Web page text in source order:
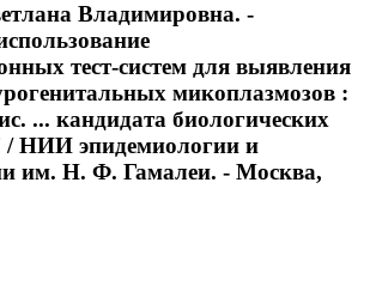
Владимировна. -
тест-систем для выявления
микоплазмозов :
... кандидата биологических
/ НИИ эпидемиологии и
им. Н. Ф. Гамалеи. - Москва,